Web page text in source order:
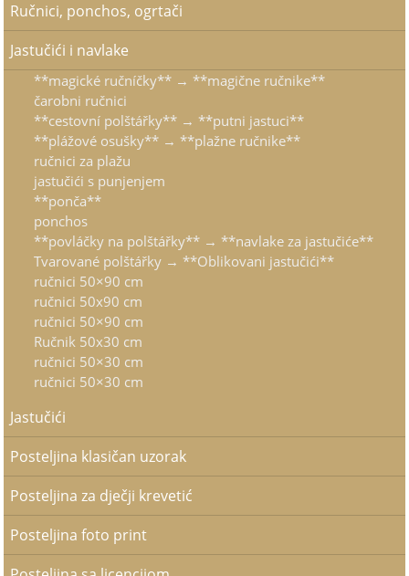
Ručnici, ponchos, ogrtači
Jastučići i navlake
**magické ručníčky** → **magične ručnike**
čarobni ručnici
**cestovní polštářky** → **putni jastuci**
**plážové osušky** → **plažne ručnike**
ručnici za plažu
jastučići s punjenjem
**ponča**
ponchos
**povláčky na polštářky** → **navlake za jastučiće**
Tvarované polštářky → **Oblikovani jastučići**
ručnici 50×90 cm
ručnici 50x90 cm
ručnici 50×90 cm
Ručnik 50x30 cm
ručnici 50×30 cm
ručnici 50×30 cm
Jastučići
Posteljina klasičan uzorak
Posteljina za dječji krevetić
Posteljina foto print